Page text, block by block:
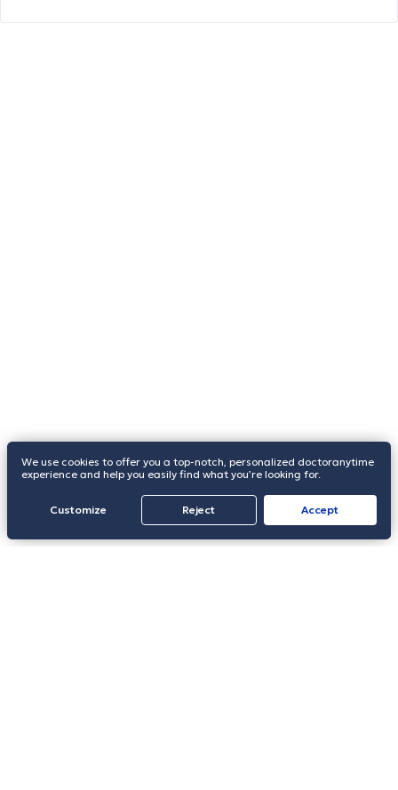
FIND A SPECIALIST
We use cookies to offer you a top-notch, personalized doctoranytime
experience and help you easily find what you’re looking for.
Customize Reject Accept